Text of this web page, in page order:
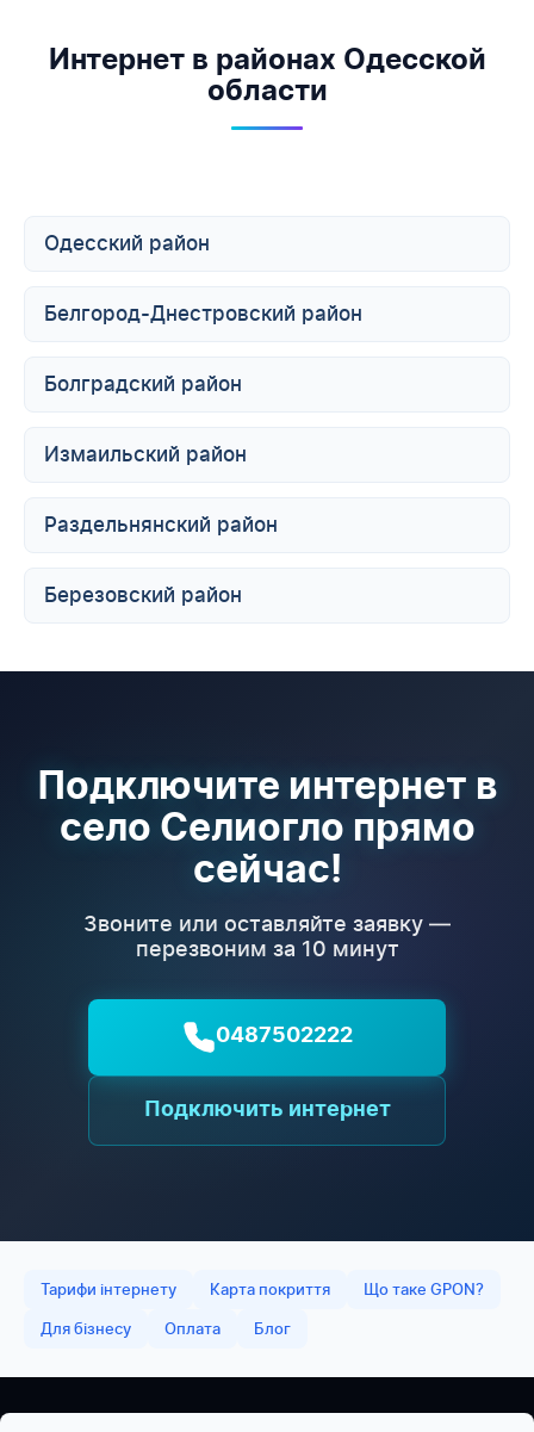
Интернет в районах Одесской
области
Одесский район
Белгород-Днестровский район
Болградский район
Измаильский район
Раздельнянский район
Березовский район
Подключите интернет в
село Селиогло прямо
сейчас!
Звоните или оставляйте заявку —
перезвоним за 10 минут
0487502222
Подключить интернет
Тарифи інтернету Карта покриття Що таке GPON?
Для бізнесу Оплата Блог